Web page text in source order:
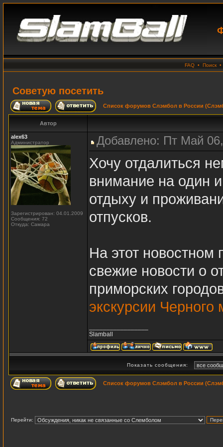
FAQ• Поиск
Советую посетить
Список форумов Слэмбол в России
Автор
alex63
Администратор
Зарегистрирован: 04.01.2009
Сообщения: 72
Откуда: Самара
Добавлено: Пт Май
Хочу отдалиться
внимание на один
отдыху и
отпусков.
На этот
свежие новости о
приморских
экскурсии Черного
Slamball
Показать сообщения:
Список форумов Слэмбол в России
Перейти: